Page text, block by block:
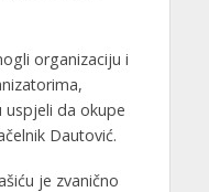
organizaciju i
uspjeli da okupe
Dautović.
je zvanično